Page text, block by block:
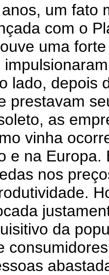
um fato
com o
uma
lado, depois
prestavam
as
vinha
e na
nos
da